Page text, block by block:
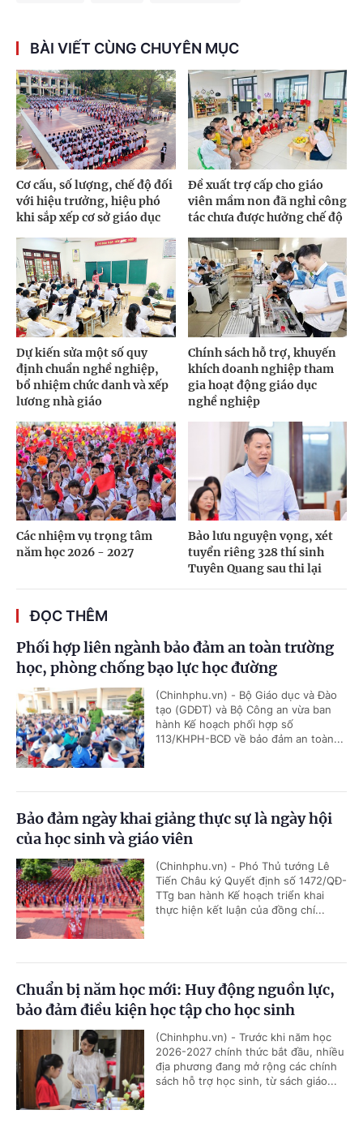
BÀI VIẾT CÙNG CHUYÊN MỤC
Cơ cấu, số lượng, chế độ đối
với hiệu trưởng, hiệu phó
khi sắp xếp cơ sở giáo dục
Đề xuất trợ cấp cho giáo
viên mầm non đã nghỉ công
tác chưa được hưởng chế độ
Dự kiến sửa một số quy
định chuẩn nghề nghiệp,
bổ nhiệm chức danh và xếp
lương nhà giáo
Chính sách hỗ trợ, khuyến
khích doanh nghiệp tham
gia hoạt động giáo dục
nghề nghiệp
Các nhiệm vụ trọng tâm
năm học 2026 - 2027
Bảo lưu nguyện vọng, xét
tuyển riêng 328 thí sinh
Tuyên Quang sau thi lại
ĐỌC THÊM
Phối hợp liên ngành bảo đảm an toàn trường
học, phòng chống bạo lực học đường
(Chinhphu.vn) - Bộ Giáo dục và Đào
tạo (GDĐT) và Bộ Công an vừa ban
hành Kế hoạch phối hợp số
113/KHPH-BCĐ về bảo đảm an toàn...
Bảo đảm ngày khai giảng thực sự là ngày hội
của học sinh và giáo viên
(Chinhphu.vn) - Phó Thủ tướng Lê
Tiến Châu ký Quyết định số 1472/QĐ-
TTg ban hành Kế hoạch triển khai
thực hiện kết luận của đồng chí...
Chuẩn bị năm học mới: Huy động nguồn lực,
bảo đảm điều kiện học tập cho học sinh
(Chinhphu.vn) - Trước khi năm học
2026-2027 chính thức bắt đầu, nhiều
địa phương đang mở rộng các chính
sách hỗ trợ học sinh, từ sách giáo...